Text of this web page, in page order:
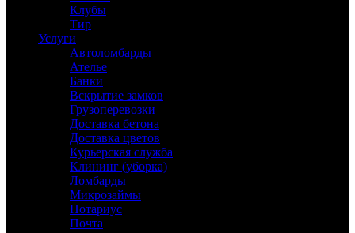
Клубы
Тир
Услуги
Автоломбарды
Ателье
Банки
Вскрытие замков
Грузоперевозки
Доставка бетона
Доставка цветов
Курьерская служба
Клининг (уборка)
Ломбарды
Микрозаймы
Нотариус
Почта